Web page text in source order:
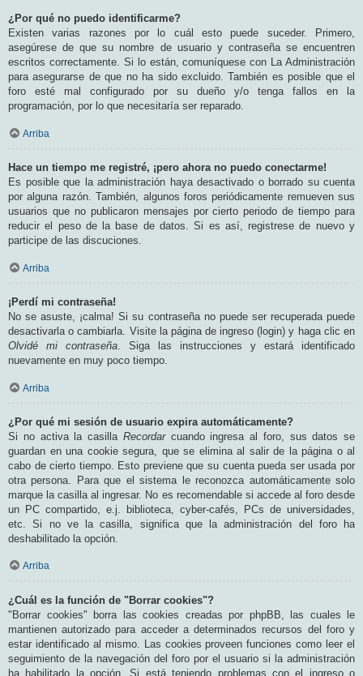
¿Por qué no puedo identificarme?
Existen varias razones por lo cuál esto puede suceder. Primero,
asegúrese de que su nombre de usuario y contraseña se encuentren
escritos correctamente. Si lo están, comuníquese con La Administración
para asegurarse de que no ha sido excluido. También es posible que el
foro esté mal configurado por su dueño y/o tenga fallos en la
programación, por lo que necesitaría ser reparado.
Arriba
Hace un tiempo me registré, ¡pero ahora no puedo conectarme!
Es posible que la administración haya desactivado o borrado su cuenta
por alguna razón. También, algunos foros periódicamente remueven sus
usuarios que no publicaron mensajes por cierto periodo de tiempo para
reducir el peso de la base de datos. Si es así, registrese de nuevo y
participe de las discuciones.
Arriba
¡Perdí mi contraseña!
No se asuste, ¡calma! Si su contraseña no puede ser recuperada puede
desactivarla o cambiarla. Visite la página de ingreso (login) y haga clic en
Olvidé mi contraseña. Siga las instrucciones y estará identificado
nuevamente en muy poco tiempo.
Arriba
¿Por qué mi sesión de usuario expira automáticamente?
Si no activa la casilla Recordarcuando ingresa al foro, sus datos se
guardan en una cookie segura, que se elimina al salir de la página o al
cabo de cierto tiempo. Esto previene que su cuenta pueda ser usada por
otra persona. Para que el sistema le reconozca automáticamente solo
marque la casilla al ingresar. No es recomendable si accede al foro desde
un PC compartido, e.j. biblioteca, cyber-cafés, PCs de universidades,
etc. Si no ve la casilla, significa que la administración del foro ha
deshabilitado la opción.
Arriba
¿Cuál es la función de "Borrar cookies"?
"Borrar cookies" borra las cookies creadas por phpBB, las cuales le
mantienen autorizado para acceder a determinados recursos del foro y
estar identificado al mismo. Las cookies proveen funciones como leer el
seguimiento de la navegación del foro por el usuario si la administración
ha habilitado la opción. Si está teniendo problemas con el ingreso o